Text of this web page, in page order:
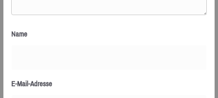
Name
E-Mail-Adresse